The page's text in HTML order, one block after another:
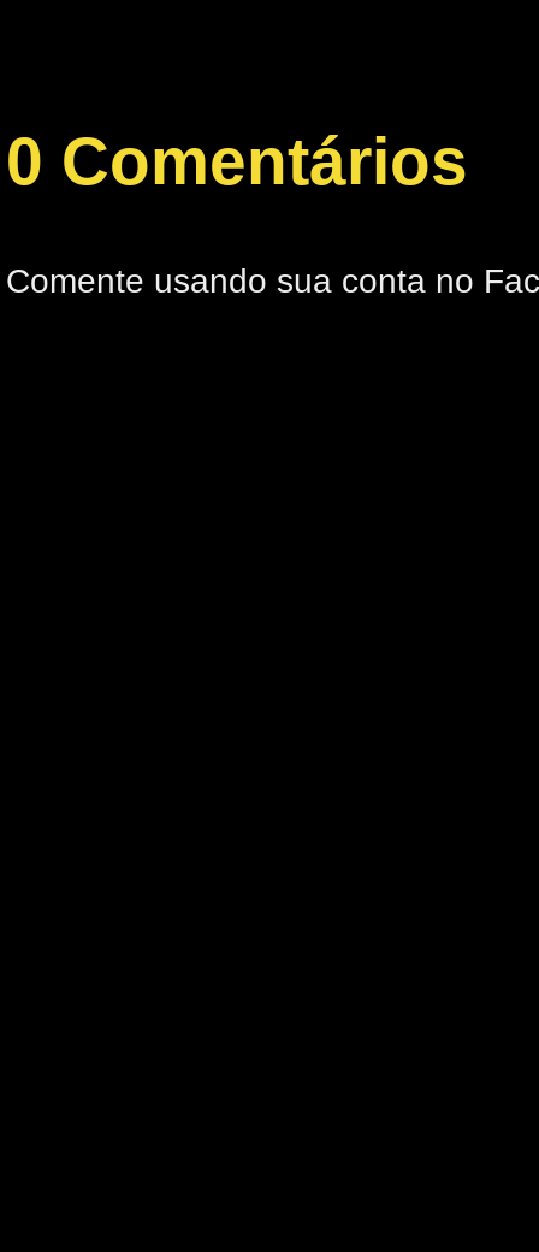
0 Comentários
Comente usando sua conta no